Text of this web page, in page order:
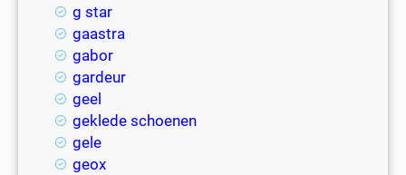
g star
gaastra
gabor
gardeur
geel
geklede schoenen
gele
geox